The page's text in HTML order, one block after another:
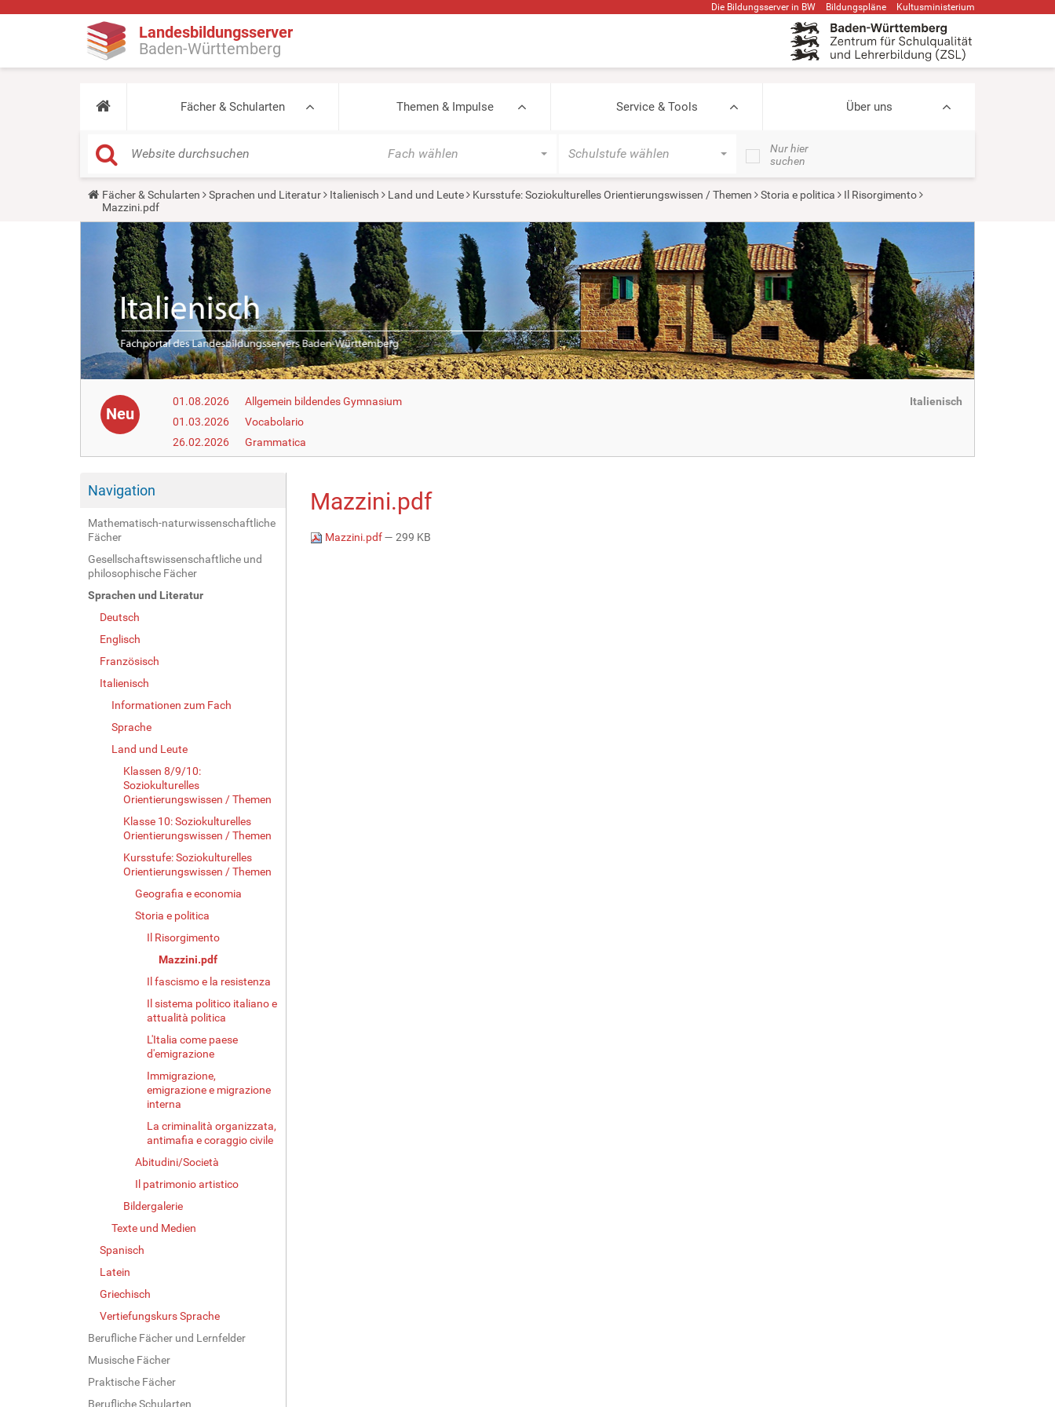
Die Bildungsserver in BW Bildungspläne Kultusministerium
Landesbildungsserver
Baden-Württemberg
Fächer & Schularten Themen & Impulse Service & Tools Über uns
Fach wählen Schulstufe wählen
Nur hier
suchen
Y
u
Fächer & Schularten Sprachen und Literatur Italienisch Land und Leute Kursstufe: Soziokulturelles Orientierungswissen / Themen Storia e politica
Il Risorgimento
Mazzini.pdf
Neu
01.08.2026
Allgemein bildendes Gymnasium
01.03.2026
Vocabolario
26.02.2026
Grammatica
Italienisch
Navigation
Mathematisch-naturwissenschaftliche
Fächer
Gesellschaftswissenschaftliche und
philosophische Fächer
Sprachen und Literatur
Deutsch
Englisch
Französisch
Italienisch
Informationen zum Fach
Sprache
Land und Leute
Klassen 8/9/10:
Soziokulturelles
Orientierungswissen / Themen
Klasse 10: Soziokulturelles
Orientierungswissen / Themen
Kursstufe: Soziokulturelles
Orientierungswissen / Themen
Geografia e economia
Storia e politica
Il Risorgimento
Mazzini.pdf
Il fascismo e la resistenza
Il sistema politico italiano e
attualità politica
L'Italia come paese
d'emigrazione
Immigrazione,
emigrazione e migrazione
interna
La criminalità organizzata,
antimafia e coraggio civile
Abitudini/Società
Il patrimonio artistico
Bildergalerie
Texte und Medien
Spanisch
Latein
Griechisch
Vertiefungskurs Sprache
Berufliche Fächer und Lernfelder
Musische Fächer
Praktische Fächer
Berufliche Schularten
Mazzini.pdf
Mazzini.pdf— 299 KB